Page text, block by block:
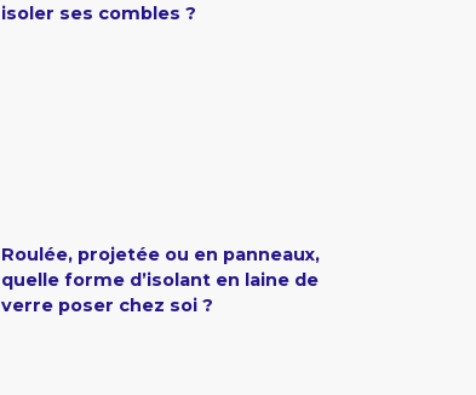
isoler ses combles ?
Roulée, projetée ou en panneaux,
quelle forme d’isolant en laine de
verre poser chez soi ?